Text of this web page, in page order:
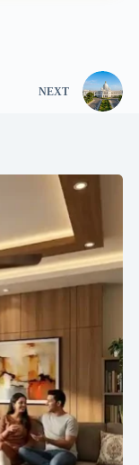
NEXT